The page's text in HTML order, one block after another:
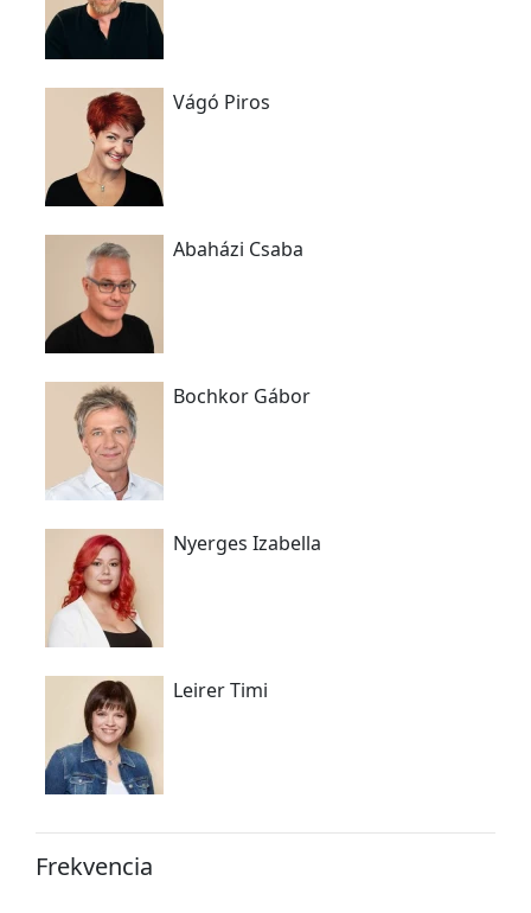
Vágó Piros
Abaházi Csaba
Bochkor Gábor
Nyerges Izabella
Leirer Timi
Frekvencia